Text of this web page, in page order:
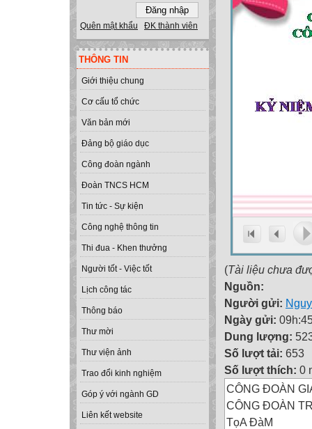
Quên mật khẩu ĐK thành viên
THÔNG TIN
Giới thiệu chung
Cơ cấu tổ chức
Văn bản mới
Đảng bộ giáo dục
Công đoàn ngành
Đoàn TNCS HCM
Tin tức - Sự kiện
Công nghệ thông tin
Thi đua - Khen thưởng
Người tốt - Việc tốt
Lịch công tác
Thông báo
Thư mời
Thư viện ảnh
Trao đổi kinh nghiệm
Góp ý với ngành GD
Liên kết website
(Tài liệu chưa
Nguồn:
Người gửi:
Ngày gửi:
Dung lượng:
Số lượt tải: 653
Số lượt thích: 0
CÔNG ĐOÀN
CÔNG ĐOÀN
TọA ĐàM